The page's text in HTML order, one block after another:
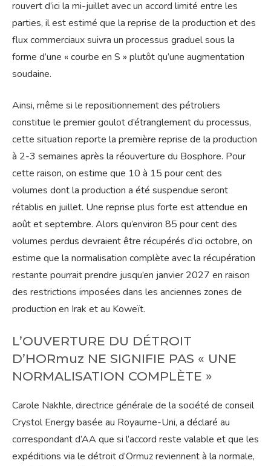
rouvert d’ici la mi-juillet avec un accord limité entre les
parties, il est estimé que la reprise de la production et des
flux commerciaux suivra un processus graduel sous la
forme d’une « courbe en S » plutôt qu’une augmentation
soudaine.
Ainsi, même si le repositionnement des pétroliers
constitue le premier goulot d’étranglement du processus,
cette situation reporte la première reprise de la production
à 2-3 semaines après la réouverture du Bosphore. Pour
cette raison, on estime que 10 à 15 pour cent des
volumes dont la production a été suspendue seront
rétablis en juillet. Une reprise plus forte est attendue en
août et septembre. Alors qu’environ 85 pour cent des
volumes perdus devraient être récupérés d’ici octobre, on
estime que la normalisation complète avec la récupération
restante pourrait prendre jusqu’en janvier 2027 en raison
des restrictions imposées dans les anciennes zones de
production en Irak et au Koweït.
L’OUVERTURE DU DÉTROIT
D’HORmuz NE SIGNIFIE PAS « UNE
NORMALISATION COMPLÈTE »
Carole Nakhle, directrice générale de la société de conseil
Crystol Energy basée au Royaume-Uni, a déclaré au
correspondant d’AA que si l’accord reste valable et que les
expéditions via le détroit d’Ormuz reviennent à la normale,